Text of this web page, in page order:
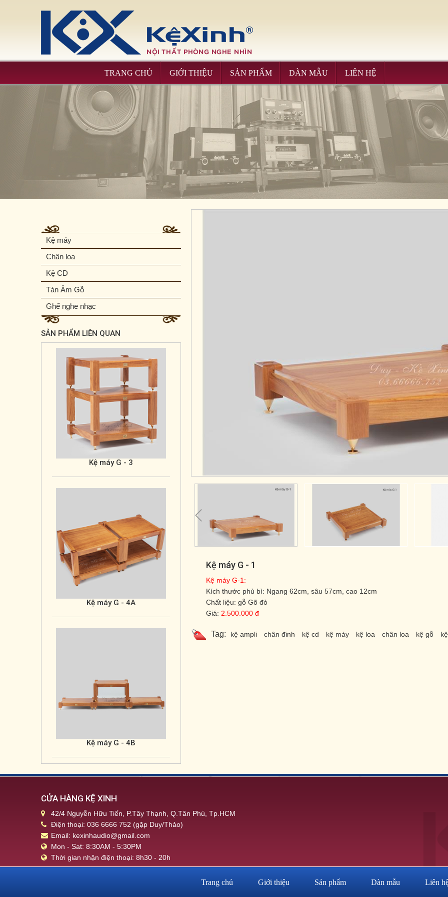
TRANG CHỦ GIỚI THIỆU SẢN PHẨM DÀN MẪU LIÊN HỆ
Kệ máy
Chân loa
Kệ CD
Tán Âm Gỗ
Ghế nghe nhạc
SẢN PHẨM LIÊN QUAN
Kệ máy G - 318
Kệ máy G - 2
Kệ máy G - 4A
Kệ máy G - 4B
Kệ máy G - 5
Kệ máy G - 1
Kệ máy G-1:
Kích thước phủ bì: Ngang 62cm, sâu 57cm, cao 12cm
Chất liệu: gỗ Gõ đỏ
Giá: 2.500.000 đ
Tag: kệ ampli chân đinh kệ cd kệ máy kệ loa chân loa kệ gỗ
CỬA HÀNG KỆ XINH
42/4 Nguyễn Hữu Tiến, P.Tây Thạnh, Q.Tân Phú, Tp.HCM
Điện thoại: 036 6666 752 (gặp Duy/Thảo)
Email: kexinhaudio@gmail.com
Mon - Sat: 8:30AM - 5:30PM
Thời gian nhận điện thoại: 8h30 - 20h
Trang chủ Giới thiệu Sản phẩm Dàn mẫu Liên